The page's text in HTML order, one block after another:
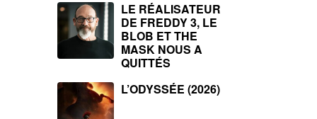
LE RÉALISATEUR
DE FREDDY 3, LE
BLOB ET THE
MASK NOUS A
QUITTÉS
L’ODYSSÉE (2026)